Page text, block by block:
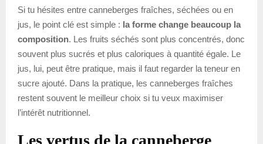
Si tu hésites entre canneberges fraîches, séchées ou en
jus, le point clé est simple : la forme change beaucoup la
composition. Les fruits séchés sont plus concentrés, donc
souvent plus sucrés et plus caloriques à quantité égale. Le
jus, lui, peut être pratique, mais il faut regarder la teneur en
sucre ajouté. Dans la pratique, les canneberges fraîches
restent souvent le meilleur choix si tu veux maximiser
l’intérêt nutritionnel.
Les vertus de la canneberge